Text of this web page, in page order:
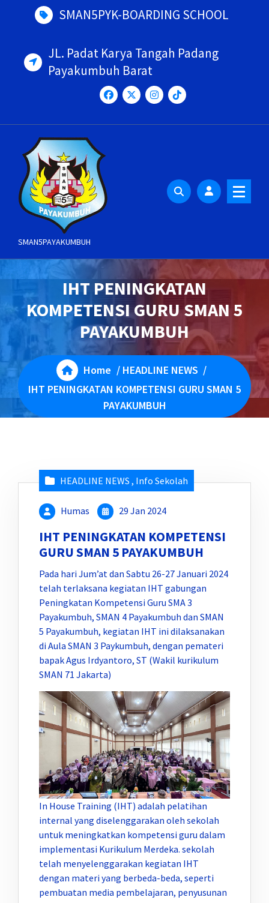
SMAN5PYK-BOARDING SCHOOL
JL. Padat Karya Tangah Padang
Payakumbuh Barat
SMAN5PAYAKUMBUH
IHT PENINGKATAN
KOMPETENSI GURU SMAN 5
PAYAKUMBUH
Home / HEADLINE NEWS /
IHT PENINGKATAN KOMPETENSI GURU SMAN 5
PAYAKUMBUH
HEADLINE NEWS , Info Sekolah
Humas 29 Jan 2024
IHT PENINGKATAN KOMPETENSI
GURU SMAN 5 PAYAKUMBUH
Pada hari Jum’at dan Sabtu 26-27 Januari 2024
telah terlaksana kegiatan IHT gabungan
Peningkatan Kompetensi Guru SMA 3
Payakumbuh, SMAN 4 Payakumbuh dan SMAN
5 Payakumbuh, kegiatan IHT ini dilaksanakan
di Aula SMAN 3 Paykumbuh, dengan pemateri
bapak Agus Irdyantoro, ST (Wakil kurikulum
SMAN 71 Jakarta)
In House Training (IHT) adalah pelatihan
internal yang diselenggarakan oleh sekolah
untuk meningkatkan kompetensi guru dalam
implementasi Kurikulum Merdeka. sekolah
telah menyelenggarakan kegiatan IHT
dengan materi yang berbeda-beda, seperti
pembuatan media pembelajaran, penyusunan